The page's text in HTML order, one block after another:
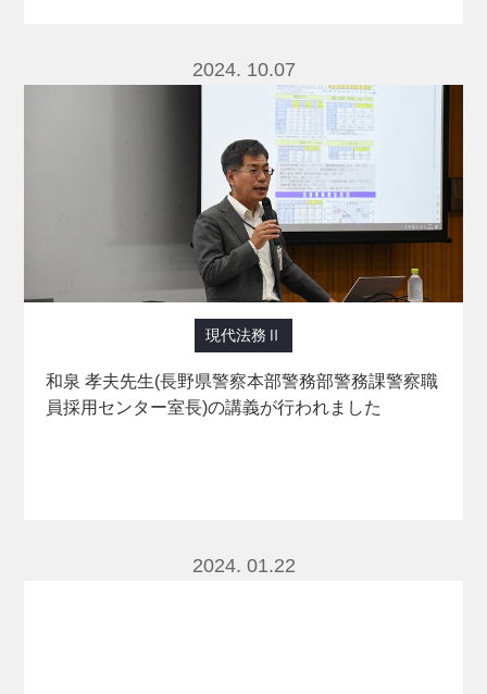
2024. 10.07
現代法務Ⅱ
和泉 孝夫先生(長野県警察本部警務部警務課警察職
員採用センター室長)の講義が行われました
2024. 01.22